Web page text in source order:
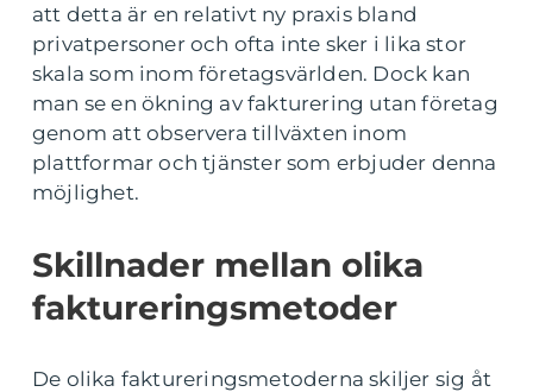
att detta är en relativt ny praxis bland
privatpersoner och ofta inte sker i lika stor
skala som inom företagsvärlden. Dock kan
man se en ökning av fakturering utan företag
genom att observera tillväxten inom
plattformar och tjänster som erbjuder denna
möjlighet.
Skillnader mellan olika
faktureringsmetoder
De olika faktureringsmetoderna skiljer sig åt